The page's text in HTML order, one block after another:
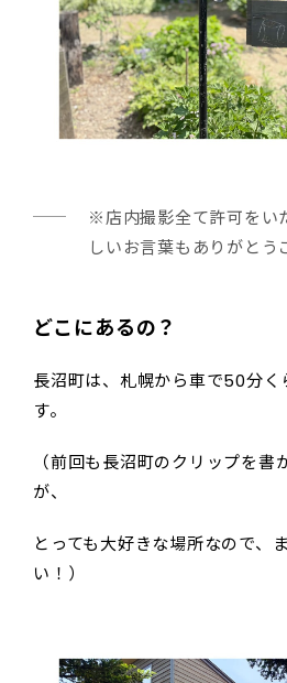
※店内撮影全て許可をい
しいお言葉もありがとう
どこにあるの？
長沼町は、札幌から車で50分く
す。
（前回も長沼町のクリップを書
が、
とっても大好きな場所なので、
い！）